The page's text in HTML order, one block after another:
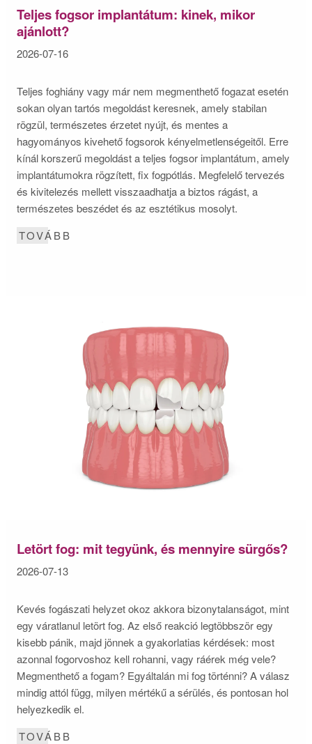
Teljes fogsor implantátum: kinek, mikor
ajánlott?
2026-07-16
Teljes foghiány vagy már nem megmenthető fogazat esetén
sokan olyan tartós megoldást keresnek, amely stabilan
rögzül, természetes érzetet nyújt, és mentes a
hagyományos kivehető fogsorok kényelmetlenségeitől. Erre
kínál korszerű megoldást a teljes fogsor implantátum, amely
implantátumokra rögzített, fix fogpótlás. Megfelelő tervezés
és kivitelezés mellett visszaadhatja a biztos rágást, a
természetes beszédet és az esztétikus mosolyt.
TOVÁBB
Letört fog: mit tegyünk, és mennyire sürgős?
2026-07-13
Kevés fogászati helyzet okoz akkora bizonytalanságot, mint
egy váratlanul letört fog. Az első reakció legtöbbször egy
kisebb pánik, majd jönnek a gyakorlatias kérdések: most
azonnal fogorvoshoz kell rohanni, vagy ráérek még vele?
Megmenthető a fogam? Egyáltalán mi fog történni? A válasz
mindig attól függ, milyen mértékű a sérülés, és pontosan hol
helyezkedik el.
TOVÁBB